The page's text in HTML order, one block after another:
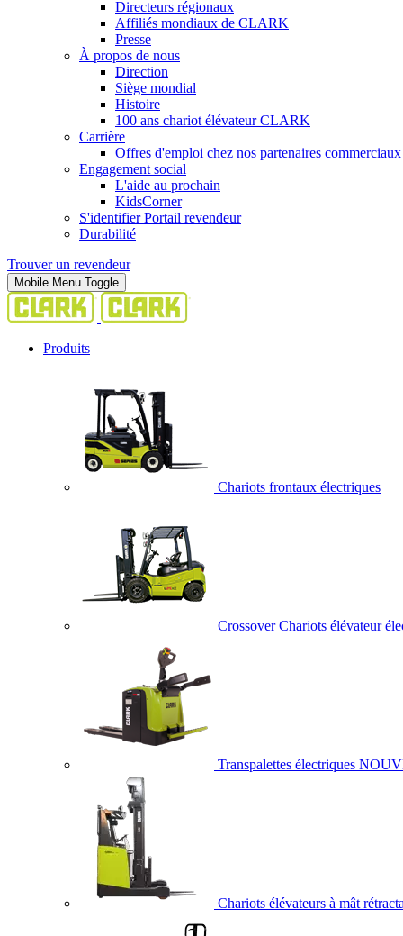
Directeurs régionaux
Affiliés mondiaux de CLARK
Presse
À propos de nous
Direction
Siège mondial
Histoire
100 ans chariot élévateur CLARK
Carrière
Offres d'emploi chez nos partenaires commerciaux
Engagement social
L'aide au prochain
KidsCorner
S'identifier Portail revendeur
Durabilité
Trouver un revendeur
Mobile Menu Toggle
Produits
Chariots frontaux électriques
Crossover Chariots élévateur
Transpalettes électriques
Chariots élévateurs à mât